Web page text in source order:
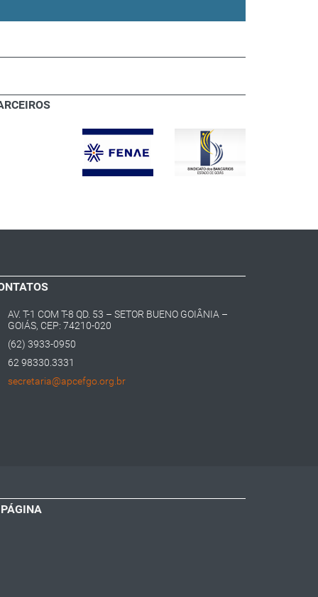
AV. T-1 COM T-8 QD. 53 – SETOR BUENO GOIÂNIA –
GOIÁS, CEP: 74210-020
(62) 3933-0950
62 98330.3331
secretaria@apcefgo.org.br